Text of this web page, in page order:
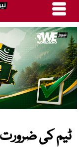
ٹیم کی